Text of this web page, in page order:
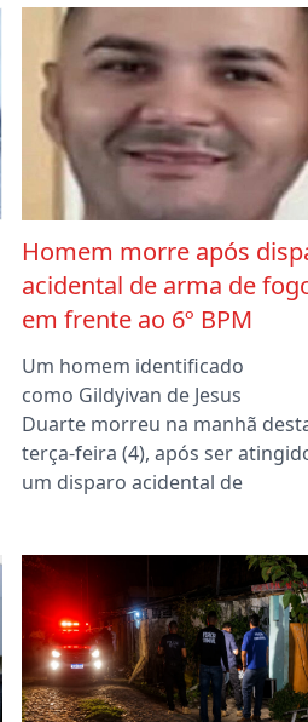
Homem morre após
acidental de arma de
em frente ao 6º BPM
Um homem identificado
como Gildyivan de Jesus
Duarte morreu na manhã
terça-feira (4), após ser
um disparo acidental de